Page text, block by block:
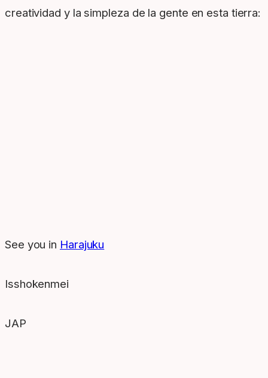
creatividad y la simpleza de la gente en esta tierra:
See you in Harajuku
Isshokenmei
JAP